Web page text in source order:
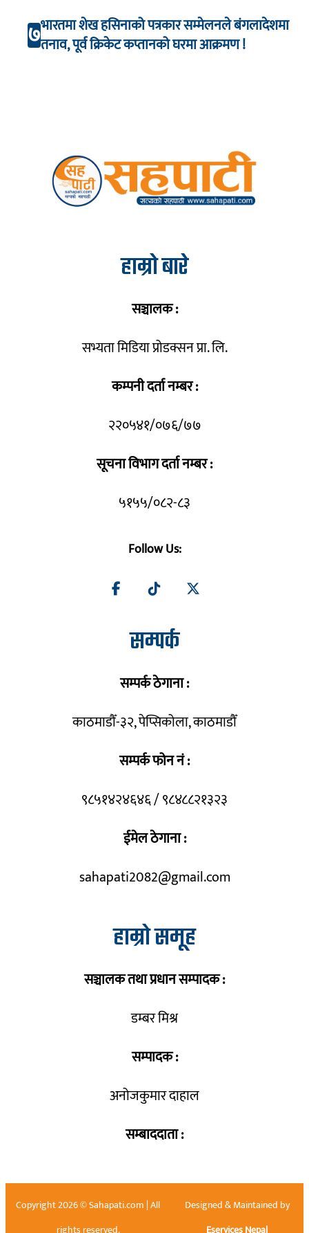
७भारतमा शेख हसिनाको पत्रकार सम्मेलनले बंगलादेशमा
तनाव, पूर्व क्रिकेट कप्तानको घरमा आक्रमण !
हाम्रो बारे
सञ्चालक :
सभ्यता मिडिया प्रोडक्सन प्रा. लि.
कम्पनी दर्ता नम्बर :
२२०५४१/०७६/७७
सूचना विभाग दर्ता नम्बर :
५१५५/०८२-८३
Follow Us:
सम्पर्क
सम्पर्क ठेगाना :
काठमाडौँ-३२, पेप्सिकोला, काठमाडौँ
सम्पर्क फोन नं :
९८५१४२४६४६ / ९८४८८२१३२३
ईमेल ठेगाना :
sahapati2082@gmail.com
हाम्रो समूह
सञ्चालक तथा प्रधान सम्पादक :
डम्बर मिश्र
सम्पादक :
अनोजकुमार दाहाल
सम्बाददाता :
Copyright 2026 © Sahapati.com | All
Designed & Maintained by